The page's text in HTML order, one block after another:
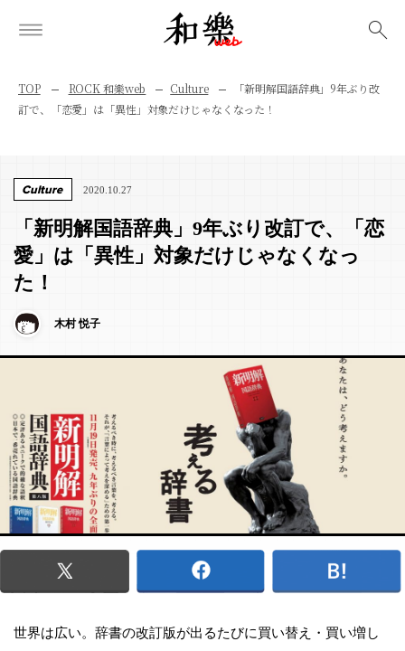
TOP ROCK 和樂web Culture
「新明解国語辞典」9年ぶり改
訂で、「恋愛」は「異性」対象だけじゃなくなった！
Culture 2020.10.27
「新明解国語辞典」9年ぶり改訂で、「恋
愛」は「異性」対象だけじゃなくなっ
た！
木村 悦子
世界は広い。辞書の改訂版が出るたびに買い替え・買い増し